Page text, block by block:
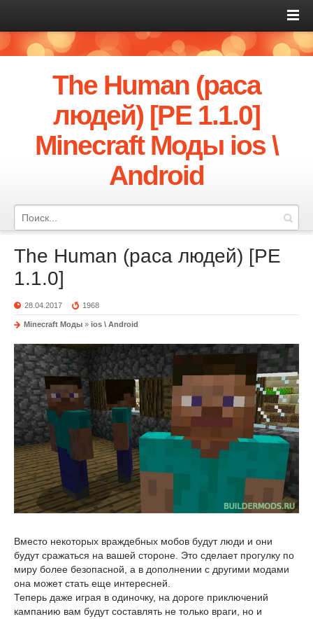
The Human (раса
людей) [PE 1.1.0]
Minecraft Моды ios \
Android
The Human (раса людей) [PE
1.1.0]
28.04.2017 1968
Minecraft Моды » ios \ Android
Вместо некоторых враждебных мобов будут люди и они
будут сражаться на вашей стороне. Это сделает прогулку по
миру более безопасной, а в дополнении с другими модами
она может стать еще интересней.
Теперь даже играя в одиночку, на дороге приключений
кампанию вам будут составлять не только враги, но и